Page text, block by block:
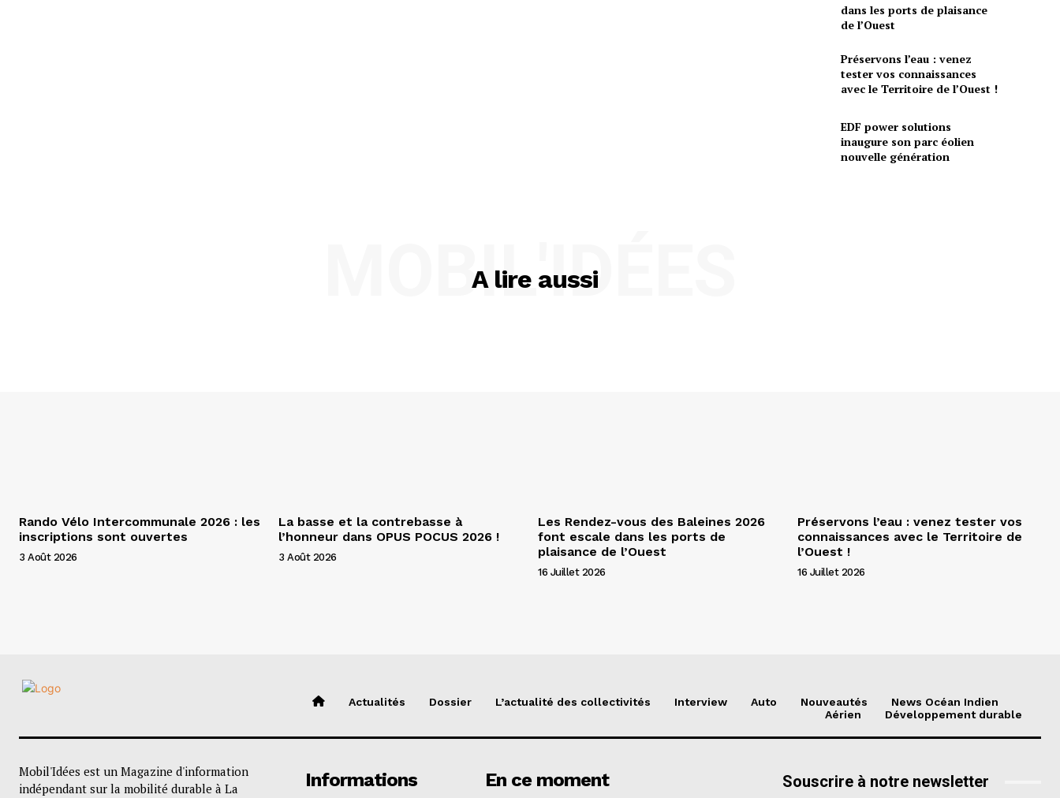
dans les ports de plaisance
de l’Ouest
Préservons l’eau : venez
tester vos connaissances
avec le Territoire de l’Ouest !
EDF power solutions
inaugure son parc éolien
nouvelle génération
A lire aussi
MOBIL'IDÉES
Rando Vélo Intercommunale 2026 : les
inscriptions sont ouvertes
3 Août 2026
La basse et la contrebasse à
l’honneur dans OPUS POCUS 2026 !
3 Août 2026
Les Rendez-vous des Baleines 2026
font escale dans les ports de
plaisance de l’Ouest
16 Juillet 2026
Préservons l’eau : venez tester vos
connaissances avec le Territoire de
l’Ouest !
16 Juillet 2026
Actualités Dossier L’actualité des collectivités Interview Auto Nouveautés
News Océan Indien
Aérien
Développement durable
Mobil'Idées est un Magazine d'information
indépendant sur la mobilité durable à La
Informations En ce moment Souscrire à notre newsletter